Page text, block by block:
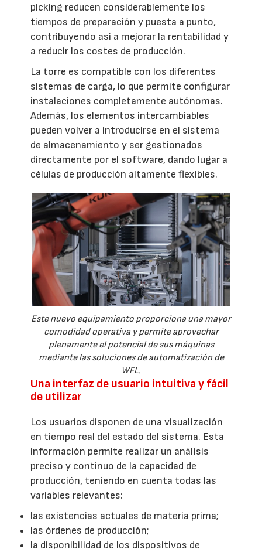
picking reducen considerablemente los
tiempos de preparación y puesta a punto,
contribuyendo así a mejorar la rentabilidad y
a reducir los costes de producción.
La torre es compatible con los diferentes
sistemas de carga, lo que permite configurar
instalaciones completamente autónomas.
Además, los elementos intercambiables
pueden volver a introducirse en el sistema
de almacenamiento y ser gestionados
directamente por el software, dando lugar a
células de producción altamente flexibles.
Este nuevo equipamiento proporciona una mayor
comodidad operativa y permite aprovechar
plenamente el potencial de sus máquinas
mediante las soluciones de automatización de
WFL.
Una interfaz de usuario intuitiva y fácil
de utilizar
Los usuarios disponen de una visualización
en tiempo real del estado del sistema. Esta
información permite realizar un análisis
preciso y continuo de la capacidad de
producción, teniendo en cuenta todas las
variables relevantes:
las existencias actuales de materia prima;
las órdenes de producción;
la disponibilidad de los dispositivos de